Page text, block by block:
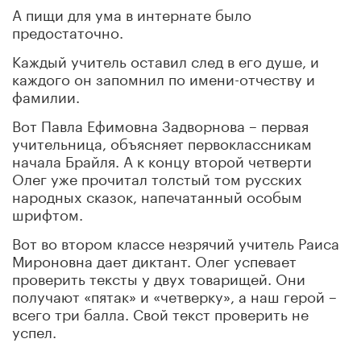
А пищи для ума в интернате было
предостаточно.
Каждый учитель оставил след в его душе, и
каждого он запомнил по имени-отчеству и
фамилии.
Вот Павла Ефимовна Задворнова – первая
учительница, объясняет первоклассникам
начала Брайля. А к концу второй четверти
Олег уже прочитал толстый том русских
народных сказок, напечатанный особым
шрифтом.
Вот во втором классе незрячий учитель Раиса
Мироновна дает диктант. Олег успевает
проверить тексты у двух товарищей. Они
получают «пятак» и «четверку», а наш герой –
всего три балла. Свой текст проверить не
успел.